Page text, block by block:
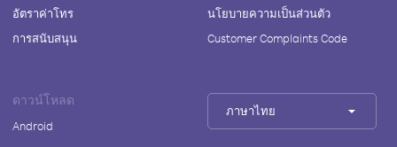
อัตราค่าโทร
การสนับสนุน
นโยบายความเป็นส่วนตัว
Customer Complaints Code
ดาวน์โหลด
Android
ภาษาไทย